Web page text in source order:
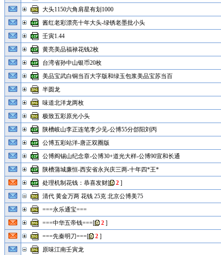
大头1150六角肩星有划1000
酱红老彩漂亮十年大头-绿锈老墨批小头
壬寅1.44
黄亮美品福禄花钱2枚
台湾省孙中山银币20枚
美品宝武白铜当百大字版和绿玉包浆美品宝苏当百
半圆龙
味道北洋龙两枚
极致五彩原光小头
陕槽岐山李正连笔李少见-公博55分郃阳刘丙
公博五彩站洋-唐正双圈版
公博阎锡山纪念章-公博30+道光大样-公博90宣和长通
陕槽蒲城廉恒-西安省永兴庆三两-十年四*王*
处理机制花钱：恭喜发财[ 2]
清代 黄金万两 花钱 25克 北京公博美75
===永乐通宝===
===中华五帝钱===[ 2]
===先秦明刀===[ 2]
原味江南壬寅龙